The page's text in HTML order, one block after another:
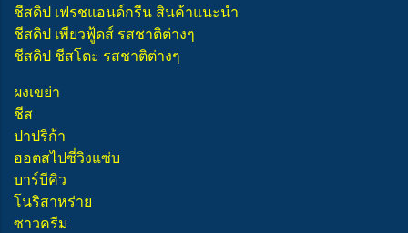
ชีสดิป เฟรชแอนด์กรีน สินค้าแนะนำ
ชีสดิป เพียวฟู้ดส์ รสชาติต่างๆ
ชีสดิป ชีสโตะ รสชาติต่างๆ
ผงเขย่า
ชีส
ปาปริก้า
ฮอตสไปซี่วิงแซ่บ
บาร์บีคิว
โนริสาหร่าย
ซาวครีม